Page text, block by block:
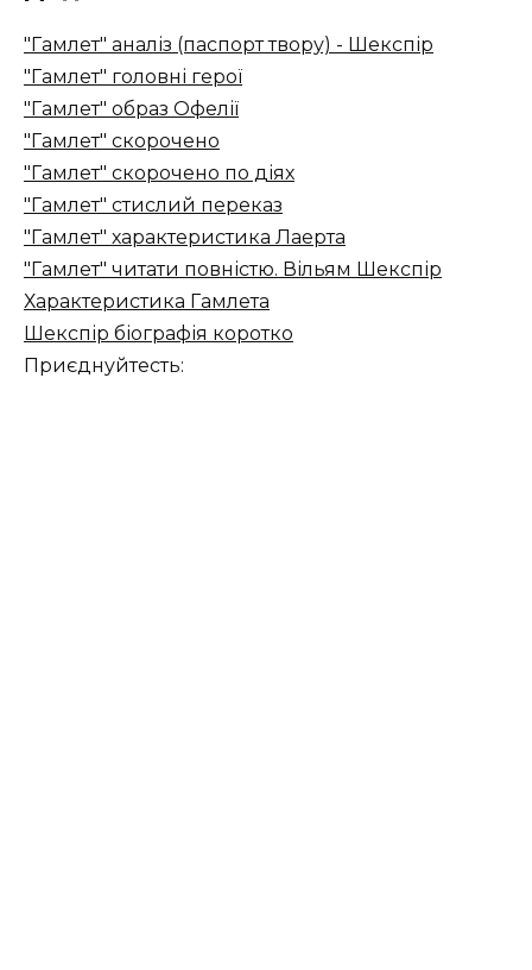
"Гамлет" аналіз (паспорт твору) - Шекспір
"Гамлет" головні герої
"Гамлет" образ Офелії
"Гамлет" скорочено
"Гамлет" скорочено по діях
"Гамлет" стислий переказ
"Гамлет" характеристика Лаерта
"Гамлет" читати повністю. Вільям Шекспір
Характеристика Гамлета
Шекспір біографія коротко
Приєднуйтесть: